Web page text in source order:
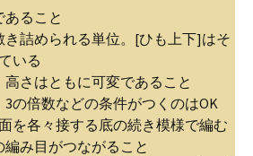
ること
き詰められる単位。[ひも上下]はそ
いる
さはともに可変であること
の倍数などの条件がつくのはOK
を各々接する底の続き模様で編む
編み目がつながること